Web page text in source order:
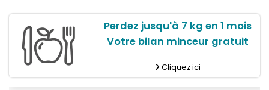
Perdez jusqu'à 7 kg en 1 mois
Votre bilan minceur gratuit
Cliquez ici